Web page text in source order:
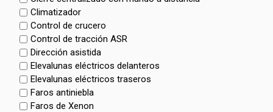
Climatizador
Control de crucero
Control de tracción ASR
Dirección asistida
Elevalunas eléctricos delanteros
Elevalunas eléctricos traseros
Faros antiniebla
Faros de Xenon